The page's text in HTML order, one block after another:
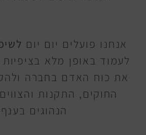
אנחנו פועלים יום יום
לעמוד באופן מלא
את כוח האדם בחברה
החוקים, התקנות
הנהוגים